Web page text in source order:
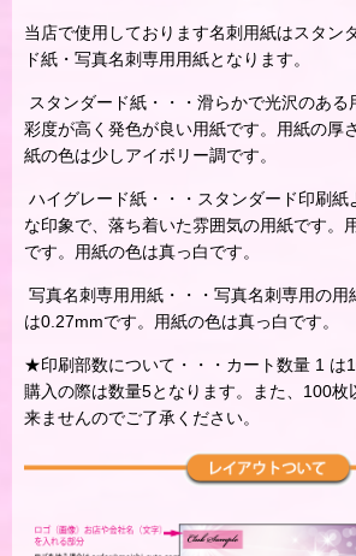
当店で使用しております名刺用紙はスタン
ド紙・写真名刺専用用紙となります。
スタンダード紙・・・滑らかで光沢のある
彩度が高く発色が良い用紙です。用紙の厚
紙の色は少しアイボリー調です。
ハイグレード紙・・・スタンダード印刷紙
な印象で、落ち着いた雰囲気の用紙です。
です。用紙の色は真っ白です。
写真名刺専用用紙・・・写真名刺専用の用
は0.27mmです。用紙の色は真っ白です。
★印刷部数について・・・カート数量 1 は
購入の際は数量5となります。また、100枚
来ませんのでご了承ください。